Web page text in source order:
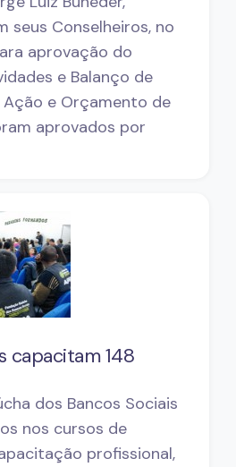
seus Conselheiros, no
aprovação do
e Balanço de
Ação e Orçamento de
aprovados por
capacitam 148
dos Bancos Sociais
nos cursos de
profissional,